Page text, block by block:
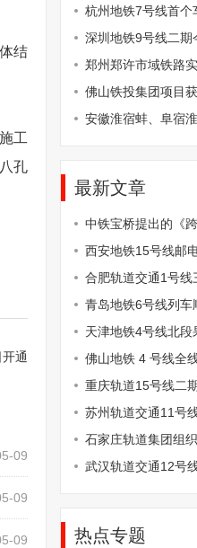
结
工
孔
通
09
09
09
杭州地铁7号线首个车
深圳地铁9号线二期今年年底
郑州郑许市域铁路
佛山铁投集团项目
安徽淮宿蚌、阜宿淮城
最新文章
中铁宝桥提出的《跨座式单轨旅游
西安地铁15号线邮电学院站-樱花
合肥轨道交通1号线三期顺
青岛地铁6号线列车顺
天津地铁4号线北段果园南道站主
佛山地铁 4 号线全
重庆轨道15号线二期全
苏州轨道交通11号
石家庄轨道集团组织召开地铁6号线一
武汉轨道交通12号线百丹
热点专题